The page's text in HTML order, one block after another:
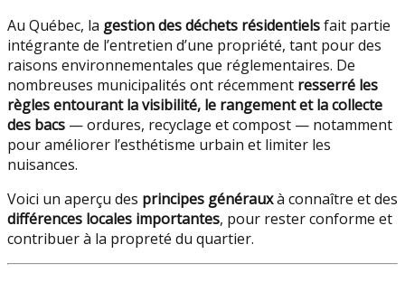
Au Québec, la gestion des déchets résidentielsfait partie
intégrante de l’entretien d’une propriété, tant pour des
raisons environnementales que réglementaires. De
nombreuses municipalités ont récemment resserré les
règles entourant la visibilité, le rangement et la collecte
des bacs — ordures, recyclage et compost — notamment
pour améliorer l’esthétisme urbain et limiter les
nuisances.
Voici un aperçu des principes générauxà connaître et des
différences locales importantes, pour rester conforme et
contribuer à la propreté du quartier.